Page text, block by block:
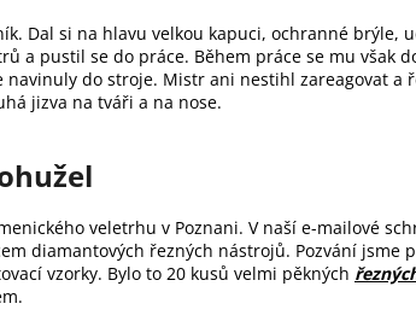
Dal si na hlavu velkou kapuci, ochranné brýle,
a pustil se do práce. Během práce se mu však
navinuly do stroje. Mistr ani nestihl zareagovat a
jizva na tváři a na nose.
veletrhu v Poznani. V naší e-mailové
diamantových řezných nástrojů. Pozvání jsme
vzorky. Bylo to 20 kusů velmi pěkných